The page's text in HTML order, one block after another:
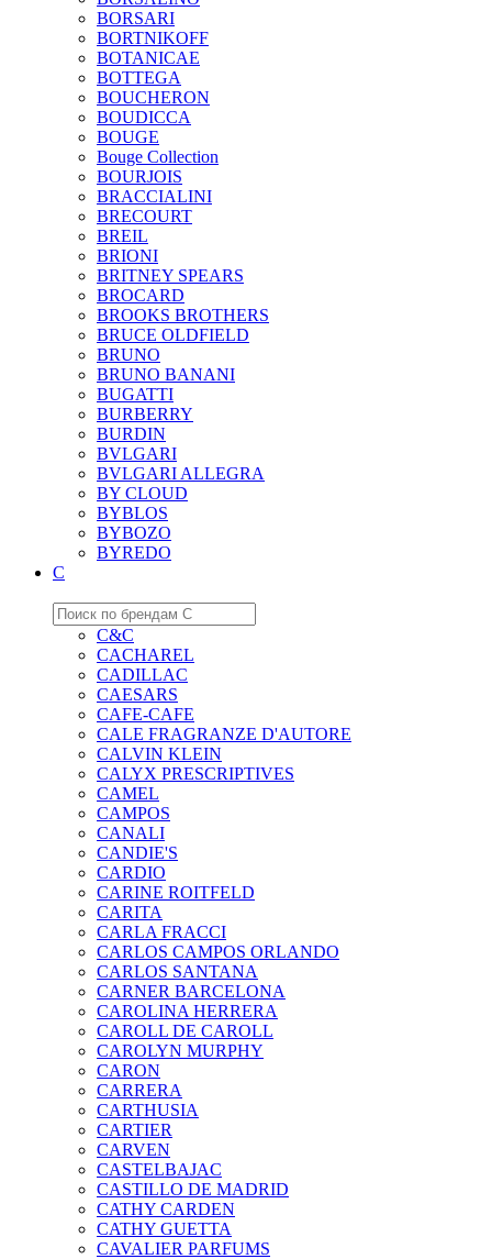
BORSARI
BORTNIKOFF
BOTANICAE
BOTTEGA
BOUCHERON
BOUDICCA
BOUGE
Bouge Collection
BOURJOIS
BRACCIALINI
BRECOURT
BREIL
BRIONI
BRITNEY SPEARS
BROCARD
BROOKS BROTHERS
BRUCE OLDFIELD
BRUNO
BRUNO BANANI
BUGATTI
BURBERRY
BURDIN
BVLGARI
BVLGARI ALLEGRA
BY CLOUD
BYBLOS
BYBOZO
BYREDO
C
C&C
CACHAREL
CADILLAC
CAESARS
CAFE-CAFE
CALE FRAGRANZE D'AUTORE
CALVIN KLEIN
CALYX PRESCRIPTIVES
CAMEL
CAMPOS
CANALI
CANDIE'S
CARDIO
CARINE ROITFELD
CARITA
CARLA FRACCI
CARLOS CAMPOS ORLANDO
CARLOS SANTANA
CARNER BARCELONA
CAROLINA HERRERA
CAROLL DE CAROLL
CAROLYN MURPHY
CARON
CARRERA
CARTHUSIA
CARTIER
CARVEN
CASTELBAJAC
CASTILLO DE MADRID
CATHY CARDEN
CATHY GUETTA
CAVALIER PARFUMS